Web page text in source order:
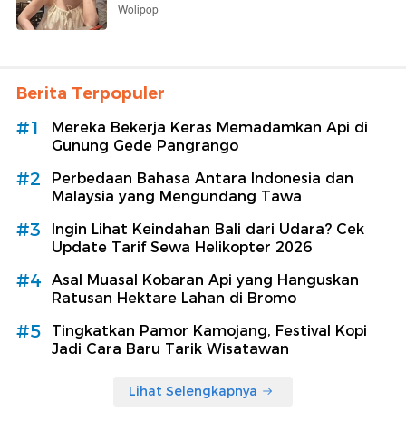
Wolipop
Berita Terpopuler
#1
Mereka Bekerja Keras Memadamkan Api di
Gunung Gede Pangrango
#2
Perbedaan Bahasa Antara Indonesia dan
Malaysia yang Mengundang Tawa
#3
Ingin Lihat Keindahan Bali dari Udara? Cek
Update Tarif Sewa Helikopter 2026
#4
Asal Muasal Kobaran Api yang Hanguskan
Ratusan Hektare Lahan di Bromo
#5
Tingkatkan Pamor Kamojang, Festival Kopi
Jadi Cara Baru Tarik Wisatawan
Lihat Selengkapnya